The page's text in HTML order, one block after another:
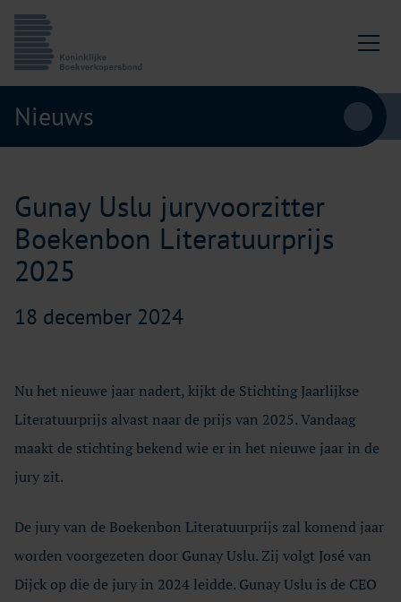
Ga naar content
Nieuws
Gunay Uslu juryvoorzitter
Boekenbon Literatuurprijs
2025
18 december 2024
Nu het nieuwe jaar nadert, kijkt de Stichting Jaarlijkse
Literatuurprijs alvast naar de prijs van 2025. Vandaag
maakt de stichting bekend wie er in het nieuwe jaar in de
jury zit.
De jury van de Boekenbon Literatuurprijs zal komend jaar
worden voorgezeten door Gunay Uslu. Zij volgt José van
Dijck op die de jury in 2024 leidde. Gunay Uslu is de CEO